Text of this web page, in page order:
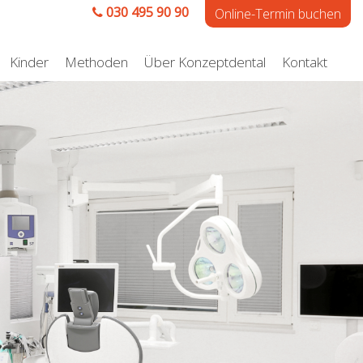
030 495 90 90 Online-Termin buchen
Kinder Methoden Über Konzeptdental Kontakt